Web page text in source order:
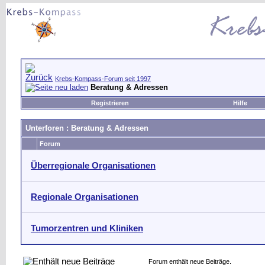
Krebs-Kompass-Forum seit 1997
Beratung & Adressen
Registrieren Hilfe
Unterforen : Beratung & Adressen
Forum
Überregionale Organisationen
Regionale Organisationen
Tumorzentren und Kliniken
Forum enthält neue Beiträge.